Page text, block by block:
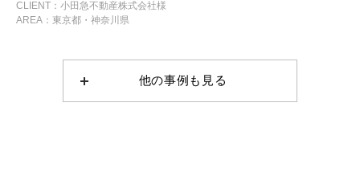
CLIENT：小田急不動産株式会社様
AREA：東京都・神奈川県
他の事例も見る